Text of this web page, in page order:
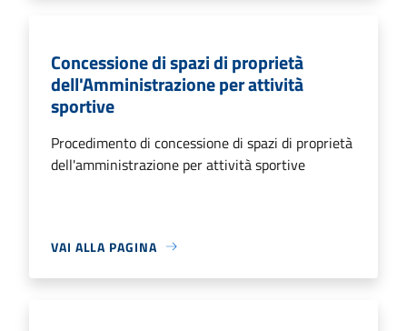
Concessione di spazi di proprietà
dell'Amministrazione per attività
sportive
Procedimento di concessione di spazi di proprietà
dell'amministrazione per attività sportive
VAI ALLA PAGINA